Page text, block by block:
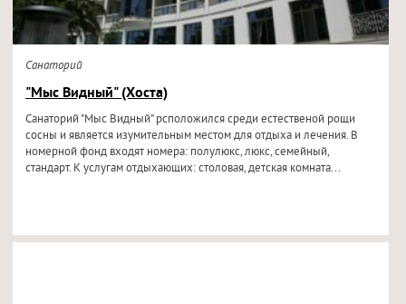
Санаторий
"Мыс Видный" (Хоста)
Санаторий "Мыс Видный" рсположился среди естественой рощи
сосны и является изумительным местом для отдыха и лечения. В
номерной фонд входят номера: полулюкс, люкс, семейный,
стандарт. К услугам отдыхающих: столовая, детская комната...